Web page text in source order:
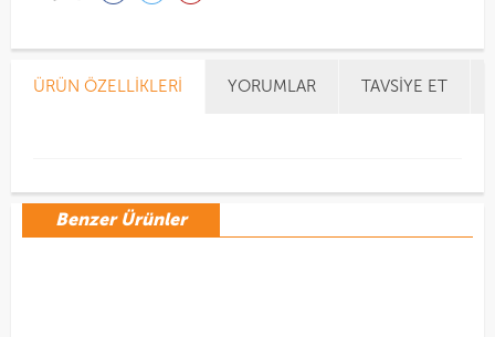
ÜRÜN ÖZELLIKLERI YORUMLAR TAVSIYE ET
Benzer Ürünler